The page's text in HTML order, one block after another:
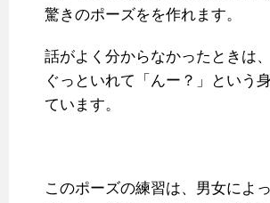
驚きのポーズをを作れます。
話がよく分からなかったときは
ぐっといれて「んー？」という
ています。
このポーズの練習は、男女によ